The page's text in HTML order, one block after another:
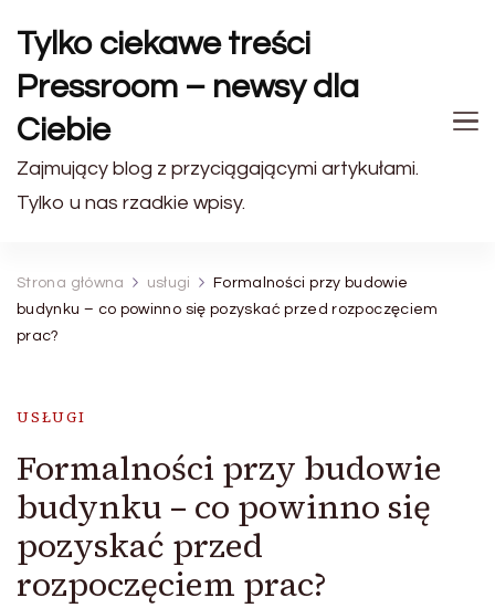
Tylko ciekawe treści
Pressroom – newsy dla
Ciebie
Zajmujący blog z przyciągającymi artykułami.
Tylko u nas rzadkie wpisy.
Strona główna usługi
Formalności przy budowie
budynku – co powinno się pozyskać przed rozpoczęciem
prac?
USŁUGI
Formalności przy budowie
budynku – co powinno się
pozyskać przed
rozpoczęciem prac?